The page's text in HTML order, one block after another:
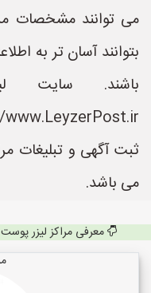
می توانند مشخصات
بتوانند آسان تر به
باشند. سایت
ثبت آگهی و تبلیغات
می باشد.
معرفی مراکز لیزر